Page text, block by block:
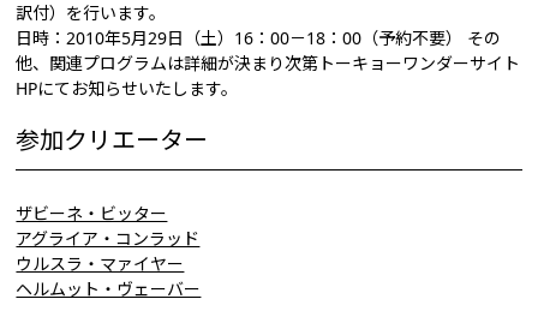
訳付）を行います。
日時：2010年5月29日（土）16：00－18：00（予約不要） その
他、関連プログラムは詳細が決まり次第トーキョーワンダーサイト
HPにてお知らせいたします。
参加クリエーター
ザビーネ・ビッター
アグライア・コンラッド
ウルスラ・マァイヤー
ヘルムット・ヴェーバー